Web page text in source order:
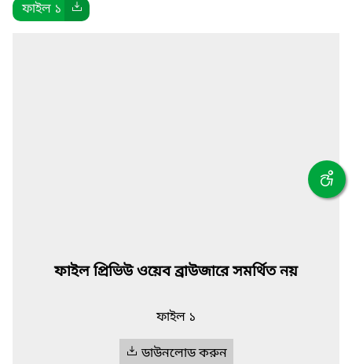
ফাইল ১
ফাইল প্রিভিউ ওয়েব ব্রাউজারে সমর্থিত নয়
ফাইল ১
ডাউনলোড করুন